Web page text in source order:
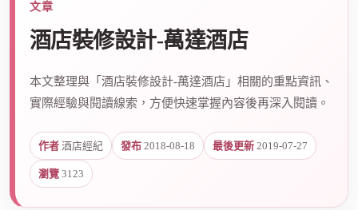
文章
酒店裝修設計-萬達酒店
本文整理與「酒店裝修設計-萬達酒店」相關的重點資訊、
實際經驗與閱讀線索，方便快速掌握內容後再深入閱讀。
作者 酒店經紀 發布 2018-08-18 最後更新 2019-07-27
瀏覽 3123